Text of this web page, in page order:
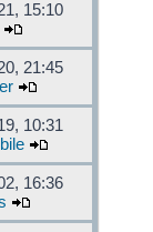
15:10
21:45
10:31
16:36